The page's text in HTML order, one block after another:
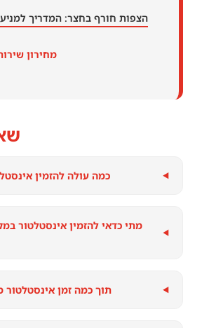
הצפות חורף בחצר: המדריך
מחירון
כמה עולה להזמין
מתי כדאי להזמין אינסטלטור
תוך כמה זמן אינסטלטור